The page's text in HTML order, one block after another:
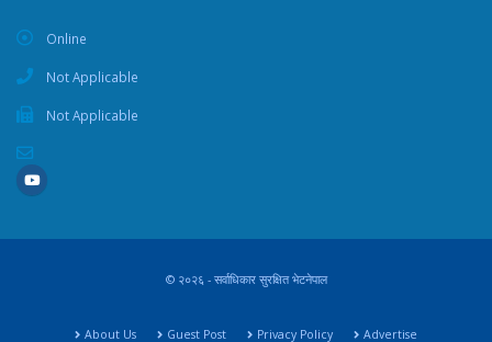
Online
Not Applicable
Not Applicable
© २०२६ - सर्वाधिकार सुरक्षित भेटनेपाल
About Us Guest Post Privacy Policy Advertise